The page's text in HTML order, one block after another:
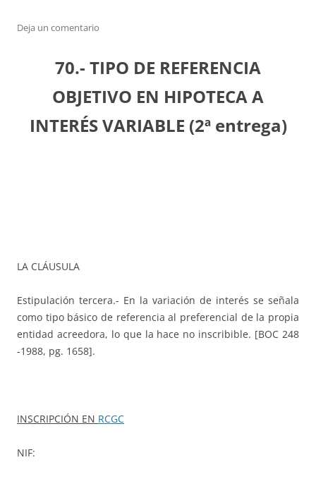
Deja un comentario
70.- TIPO DE REFERENCIA
OBJETIVO EN HIPOTECA A
INTERÉS VARIABLE (2ª entrega)
LA CLÁUSULA
Estipulación tercera.- En la variación de interés se señala
como tipo básico de referencia al preferencial de la propia
entidad acreedora, lo que la hace no inscribible. [BOC 248
-1988, pg. 1658].
INSCRIPCIÓN EN RCGC
NIF: